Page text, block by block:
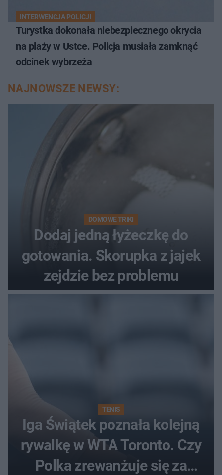
INTERWENCJA POLICJI
Turystka dokonała niebezpiecznego okrycia
na plaży w Ustce. Policja musiała zamknąć
odcinek wybrzeża
NAJNOWSZE NEWSY:
DOMOWE TRIKI
Dodaj jedną łyżeczkę do
gotowania. Skorupka z jajek
zejdzie bez problemu
TENIS
Iga Świątek poznała kolejną
rywalkę w WTA Toronto. Czy
Polka zrewanżuje się za